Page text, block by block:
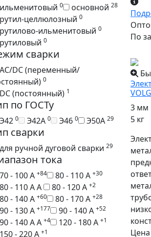
ильменитовый 0 основной 28
рутил-целлюлозный 0
рутилово-ильменитовый 0
рутиловый 0
сварки
AC/DC (переменный/
0
DC (постоянный) 1
по ГОСТу
Э42 0 Э42А 0 Э46 0 Э50А 29
сварки
для ручной дуговой сварки 29
тока
70 - 100 А +84 80 - 110 А +30
80 - 110 А А 80 - 120 А +2
80 - 140 А +60 80 - 170 А +28
90 - 130 А +177 90 - 140 А +52
90 - 140 А А +4 120 - 180 А +1
150 - 220 А +1
По
3 мм
5 кг